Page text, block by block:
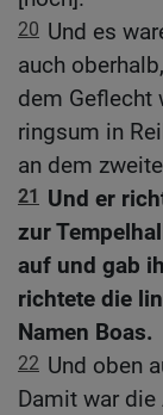
20 Und es
auch
dem Geflecht
ringsum in
an dem
21
Und er
zur
auf und gab
richtete die
Namen Boas.
22 Und oben
Damit war die